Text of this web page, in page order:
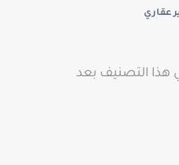
عقاري
هذا التصنيف بعد